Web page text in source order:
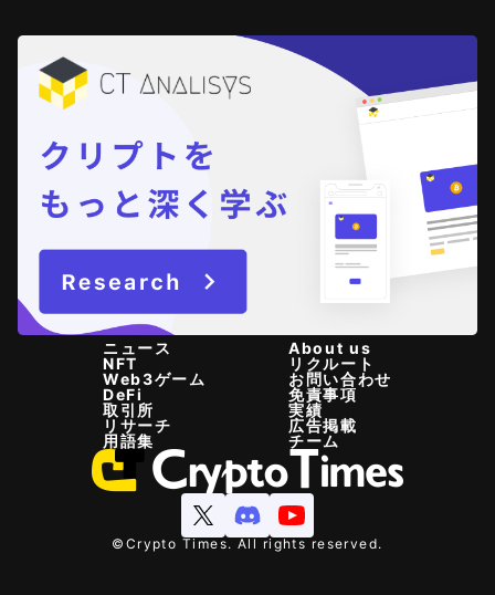
ニュース
NFT
Web3ゲーム
DeFi
取引所
リサーチ
用語集
About us
リクルート
お問い合わせ
免責事項
実績
広告掲載
チーム
©Crypto Times. All rights reserved.